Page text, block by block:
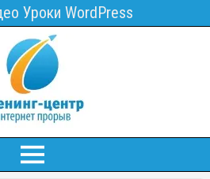
Уроки WordPress